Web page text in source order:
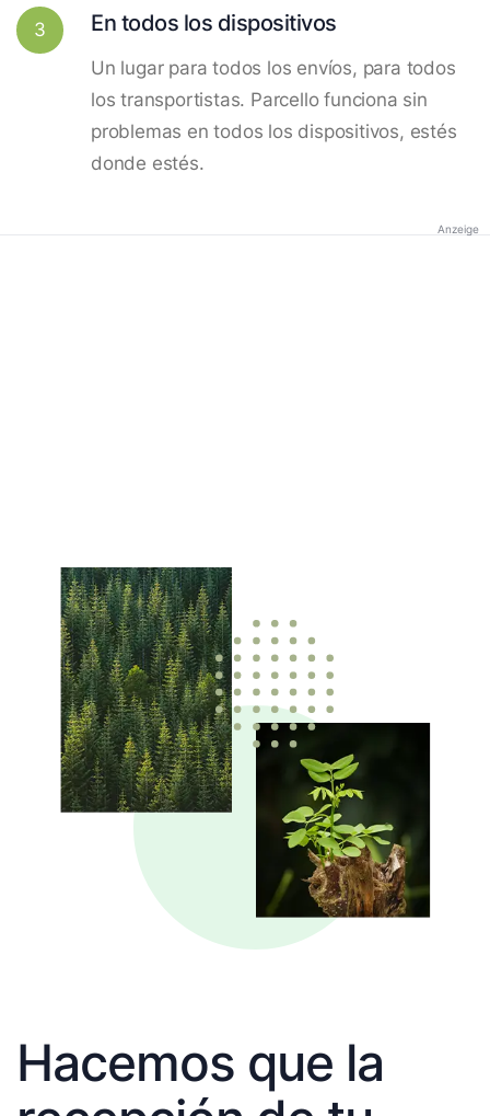
3 En todos los dispositivos
Un lugar para todos los envíos, para todos
los transportistas. Parcello funciona sin
problemas en todos los dispositivos, estés
donde estés.
Anzeige
Hacemos que la